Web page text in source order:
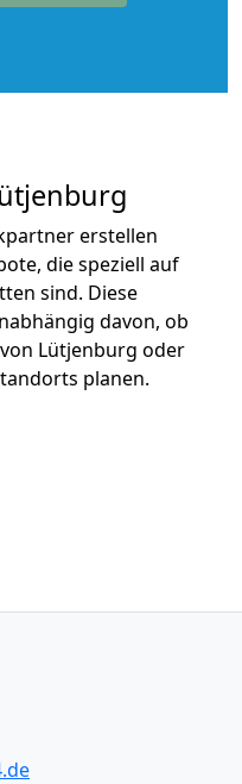
erstellen
die speziell auf
sind. Diese
davon, ob
Lütjenburg oder
planen.